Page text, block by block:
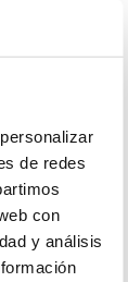
de redes
con
y análisis